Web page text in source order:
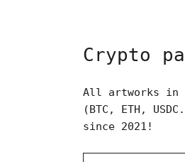
Crypto
All artworks in
(BTC, ETH,
since 2021!